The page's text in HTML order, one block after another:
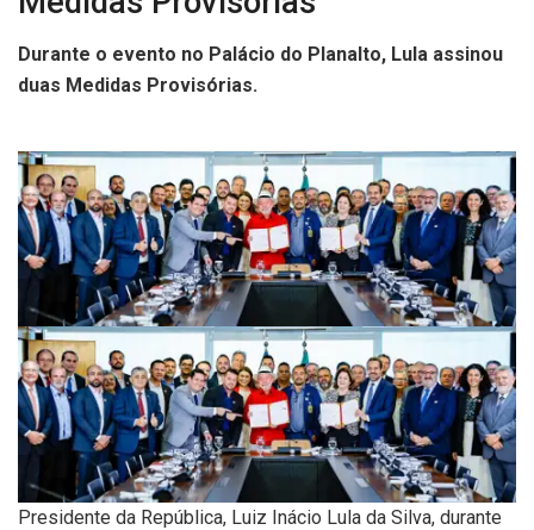
Durante o evento no Palácio do Planalto, Lula assinou
duas Medidas Provisórias.
Presidente da República, Luiz Inácio Lula da Silva, durante